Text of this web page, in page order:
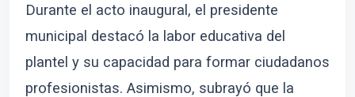
Durante el acto inaugural, el presidente
municipal destacó la labor educativa del
plantel y su capacidad para formar ciudadanos
profesionistas. Asimismo, subrayó que la